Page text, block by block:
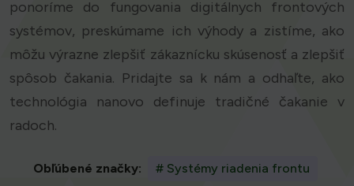
ponoríme do fungovania digitálnych frontových
systémov, preskúmame ich výhody a zistíme, ako
môžu výrazne zlepšiť zákaznícku skúsenosť a zlepšiť
spôsob čakania. Pridajte sa k nám a odhaľte, ako
technológia nanovo definuje tradičné čakanie v
radoch.
Obľúbené značky: # Systémy riadenia frontu